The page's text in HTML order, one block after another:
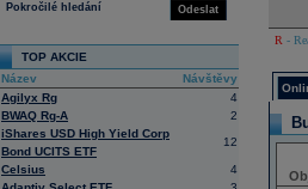
Odeslat
Pokročilé hledání
TOP AKCIE
Název
Návštěvy
Agilyx Rg
4
BWAQ Rg-A
2
iShares USD High Yield Corp
Bond UCITS ETF
12
Celsius
4
R -